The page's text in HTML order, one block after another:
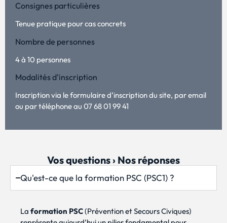
Consignes particulières
Tenue pratique pour cas concrets
Nombre de personnes
4 à 10 personnes
Modalités d’inscription
Inscription via le formulaire d’inscription du site, par email
ou par téléphone au 07 68 01 99 41
Vos questions › Nos réponses
Qu'est-ce que la formation PSC (PSC1) ?
La formation PSC(Prévention et Secours Civiques)